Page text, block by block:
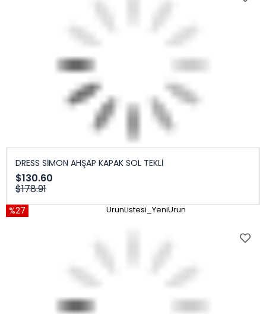
DRESS SİMON AHŞAP KAPAK SOL TEKLİ
$130.60
$178.91
%27 UrunListesi_YeniUrun